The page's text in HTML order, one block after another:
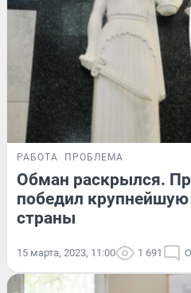
РАБОТА ПРОБЛЕМА
Обман раскрылся.
победил
страны
15 марта, 2023, 11:00 1 691